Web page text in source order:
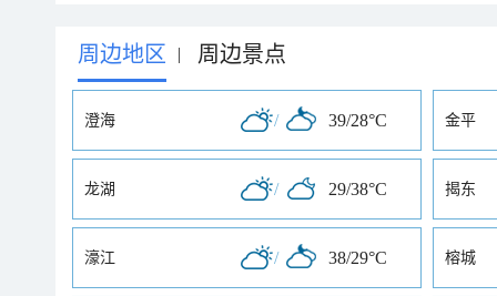
周边地区 | 周边景点
澄海 / 39/28°C 金平
龙湖 / 29/38°C 揭东
濠江 / 38/29°C 榕城